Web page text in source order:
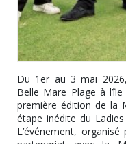
Du 1er au 3 mai
Belle Mare Plage à
première édition de la
étape inédite du
L’événement,